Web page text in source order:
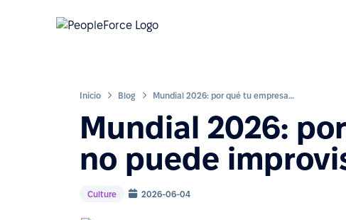
Inicio Blog Mundial 2026: por qué tu empresa no puede improvisar el plan de HR
Mundial 2026:
no puede
Culture 2026-06-04